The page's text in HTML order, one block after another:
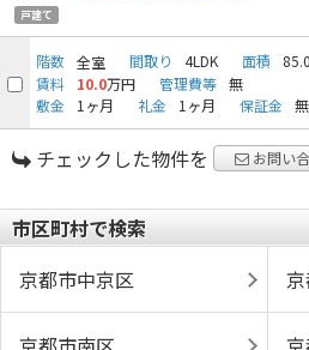
戸建て
階数 全室 間取り 4LDK 面積
賃料 10.0万円 管理費等 無
敷金
1ヶ月 礼金 1ヶ月 保証金 無
チェックした物件を お問い
市区町村で検索
京都市中京区